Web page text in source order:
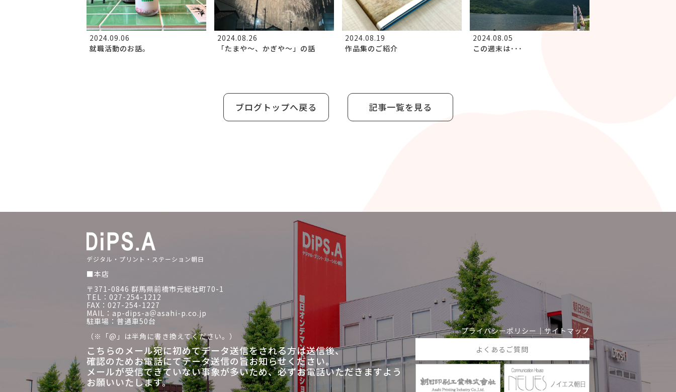
2024.09.06
就職活動のお話。
2024.08.26
「たまや～、かぎや～」の話
2024.08.19
作品集のご紹介
2024.08.05
この週末は･･･
ブログトップへ戻る 記事一覧を見る
デジタル・プリント・ステーション朝日
■本店
〒371-0846 群馬県前橋市元総社町70-1
TEL：027-254-1212
FAX：027-254-1227
MAIL：ap-dips-a＠asahi-p.co.jp
駐車場：普通車50台
（※「@」は半角に書き換えてください。）
こちらのメール宛に初めてデータ送信をされる方は送信後、
確認のためお電話にてデータ送信の旨お知らせください。
メールが受信できていない事象が多いため、必ずお電話いただきますよう
お願いいたします。
プライバシーポリシー ｜サイトマップ
よくあるご質問